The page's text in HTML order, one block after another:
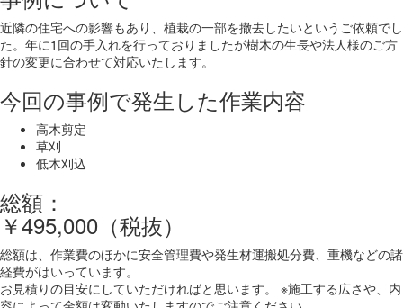
近隣の住宅への影響もあり、植栽の一部を撤去したいというご依頼でし
た。年に1回の手入れを行っておりましたが樹木の生長や法人様のご方
針の変更に合わせて対応いたします。
今回の事例で発生した作業内容
高木剪定
草刈
低木刈込
総額：
￥495,000（税抜）
総額は、作業費のほかに安全管理費や発生材運搬処分費、重機などの諸
経費がはいっています。
お見積りの目安にしていただければと思います。 ※施工する広さや、内